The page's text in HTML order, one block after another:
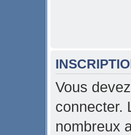
Vous
connecter.
nombreux